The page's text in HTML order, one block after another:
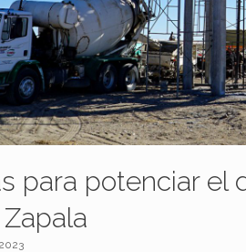
para potenciar el